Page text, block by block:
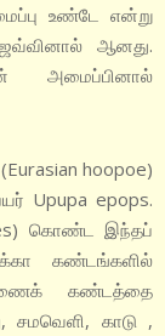
உண்டே என்று
ஆனது.
அமைப்பினால்
hoopoe)
Upupa epops.
கொண்ட இந்தப்
கண்டங்களில்
கண்டத்தை
சமவெளி, காடு ,